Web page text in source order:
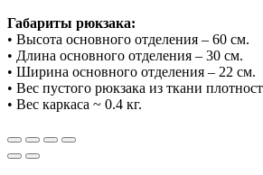
Габариты рюкзака:
• Высота основного отделения – 60 см.
• Длина основного отделения – 30 см.
• Ширина основного отделения – 22 см.
• Вес пустого рюкзака из ткани
• Вес каркаса ~ 0.4 кг.